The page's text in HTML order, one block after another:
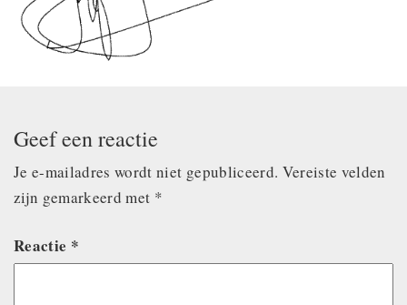
Geef een reactie
Je e-mailadres wordt niet gepubliceerd. Vereiste velden
zijn gemarkeerd met *
Reactie *